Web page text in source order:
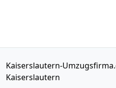
Kaiserslautern-
Kaiserslautern